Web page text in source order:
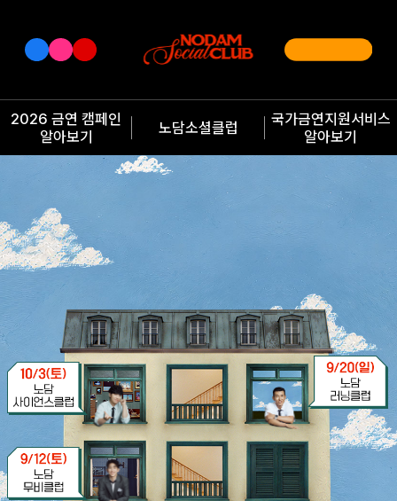
2026 금연 캠페인
알아보기
노담소셜클럽
국가금연지원서비스
알아보기